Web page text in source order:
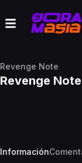
Revenge Note
Revenge
Información